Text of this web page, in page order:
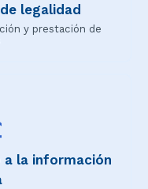
legalidad
y prestación de
a la información